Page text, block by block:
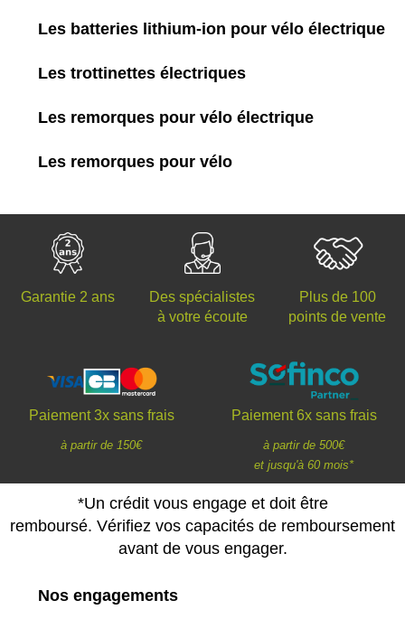
Les batteries lithium-ion pour vélo électrique
Les trottinettes électriques
Les remorques pour vélo électrique
Les remorques pour vélo
Garantie 2 ans
Des spécialistes
à votre écoute
Plus de 100
points de vente
Paiement 3x sans frais
à partir de 150€
Paiement 6x sans frais
à partir de 500€
et jusqu'à 60 mois*
*Un crédit vous engage et doit être
remboursé. Vérifiez vos capacités de remboursement
avant de vous engager.
Nos engagements